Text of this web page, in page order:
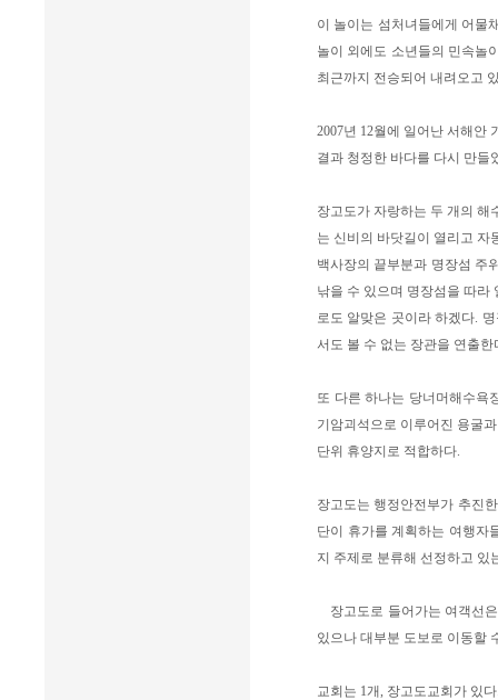
이 놀이는 섬처녀들에게 어물
놀이 외에도 소년들의 민속놀
최근까지 전승되어 내려오고
2007년 12월에 일어난 서해안
결과 청정한 바다를 다시 만들
장고도가 자랑하는 두 개의 해
는 신비의 바닷길이 열리고 자
백사장의 끝부분과 명장섬 주
낚을 수 있으며 명장섬을 따라
로도 알맞은 곳이라 하겠다.
서도 볼 수 없는 장관을 연출한
또 다른 하나는 당너머해수욕
기암괴석으로 이루어진 용굴
단위 휴양지로 적합하다.
장고도는 행정안전부가 추진
단이 휴가를 계획하는 여행자
지 주제로 분류해 선정하고 있
장고도로 들어가는 여객선
있으나 대부분 도보로 이동할
교회는 1개, 장고도교회가 있